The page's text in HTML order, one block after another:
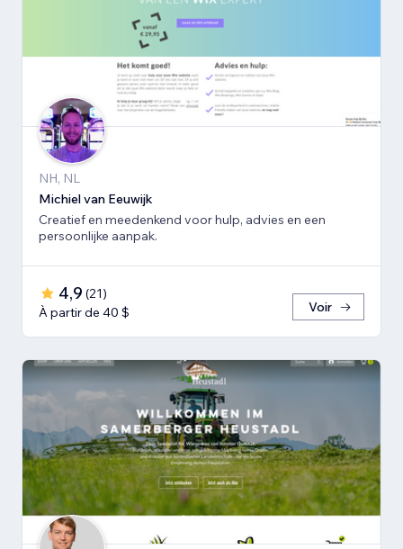
NH, NL
Michiel van Eeuwijk
Creatief en meedenkend voor hulp, advies en een
persoonlijke aanpak.
4,9 (21)
À partir de 40 $
Voir